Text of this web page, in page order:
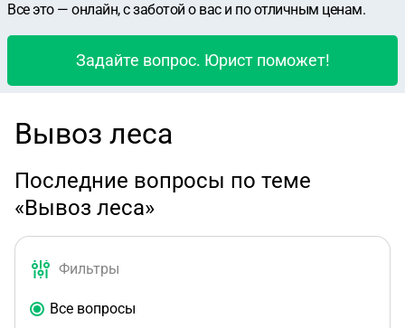
Все это — онлайн, с заботой о вас и по отличным ценам.
Задайте вопрос. Юрист поможет!
Вывоз леса
Последние вопросы по теме
«Вывоз леса»
Фильтры
Все вопросы